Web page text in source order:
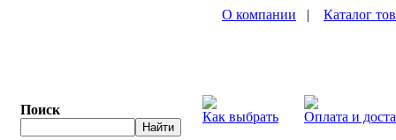
Поиск
О компании | Каталог
Как выбрать Оплата и